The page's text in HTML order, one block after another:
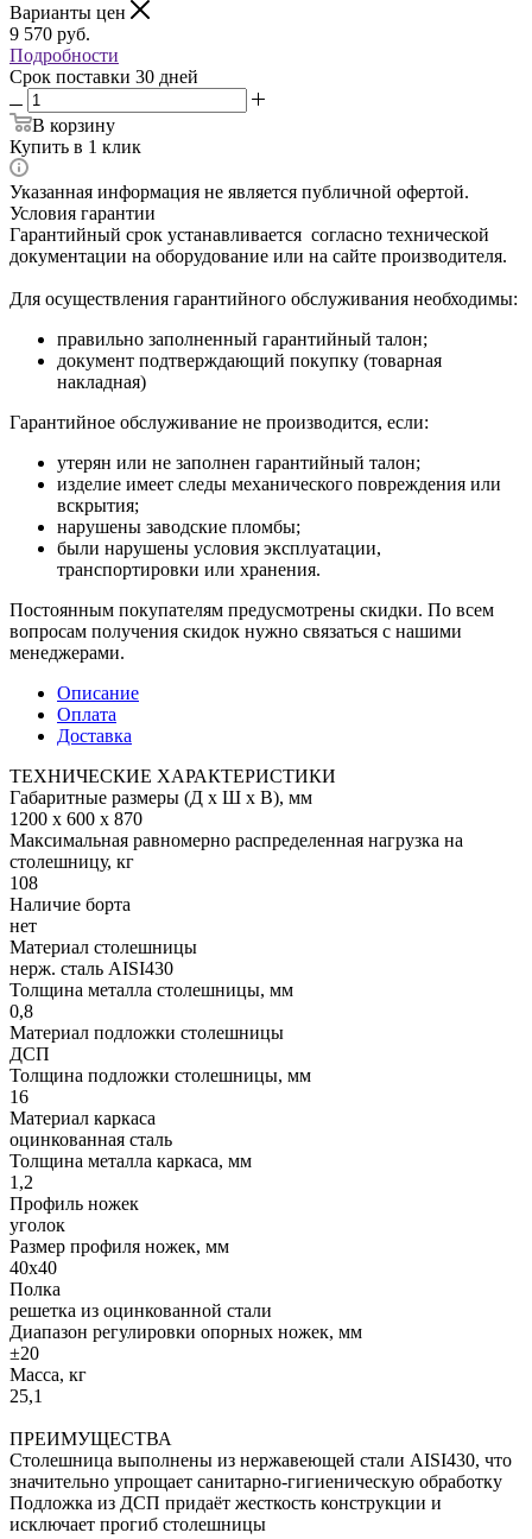
Варианты цен
9 570 руб.
Подробности
Срок поставки 30 дней
В корзину
Купить в 1 клик
Указанная информация не является публичной офертой.
Условия гарантии
Гарантийный срок устанавливается согласно технической
документации на оборудование или на сайте производителя.
Для осуществления гарантийного обслуживания необходимы:
правильно заполненный гарантийный талон;
документ подтверждающий покупку (товарная
накладная)
Гарантийное обслуживание не производится, если:
утерян или не заполнен гарантийный талон;
изделие имеет следы механического повреждения или
вскрытия;
нарушены заводские пломбы;
были нарушены условия эксплуатации,
транспортировки или хранения.
Постоянным покупателям предусмотрены скидки. По всем
вопросам получения скидок нужно связаться с нашими
менеджерами.
Описание
Оплата
Доставка
ТЕХНИЧЕСКИЕ ХАРАКТЕРИСТИКИ
Габаритные размеры (Д х Ш х В), мм
1200 х 600 х 870
Максимальная равномерно распределенная нагрузка на
столешницу, кг
108
Наличие борта
нет
Материал столешницы
нерж. сталь AISI430
Толщина металла столешницы, мм
0,8
Материал подложки столешницы
ДСП
Толщина подложки столешницы, мм
16
Материал каркаса
оцинкованная сталь
Толщина металла каркаса, мм
1,2
Профиль ножек
уголок
Размер профиля ножек, мм
40х40
Полка
решетка из оцинкованной стали
Диапазон регулировки опорных ножек, мм
±20
Масса, кг
25,1
ПРЕИМУЩЕСТВА
Столешница выполнены из нержавеющей стали AISI430, что
значительно упрощает санитарно-гигиеническую обработку
Подложка из ДСП придаёт жесткость конструкции и
исключает прогиб столешницы